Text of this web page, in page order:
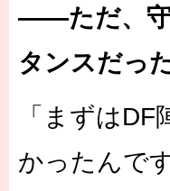
――ただ、守
タンスだっ
「まずは
かったんで